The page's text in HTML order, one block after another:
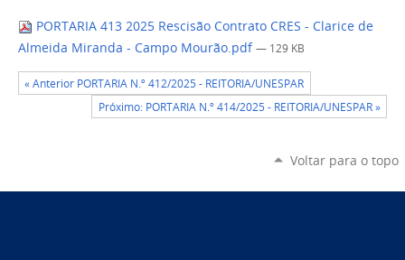
PORTARIA 413 2025 Rescisão Contrato CRES - Clarice de
Almeida Miranda - Campo Mourão.pdf — 129 KB
« Anterior PORTARIA N.º 412/2025 - REITORIA/UNESPAR
Próximo: PORTARIA N.º 414/2025 - REITORIA/UNESPAR »
Voltar para o topo